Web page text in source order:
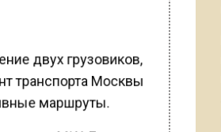
двух грузовиков,
транспорта Москвы
маршруты.